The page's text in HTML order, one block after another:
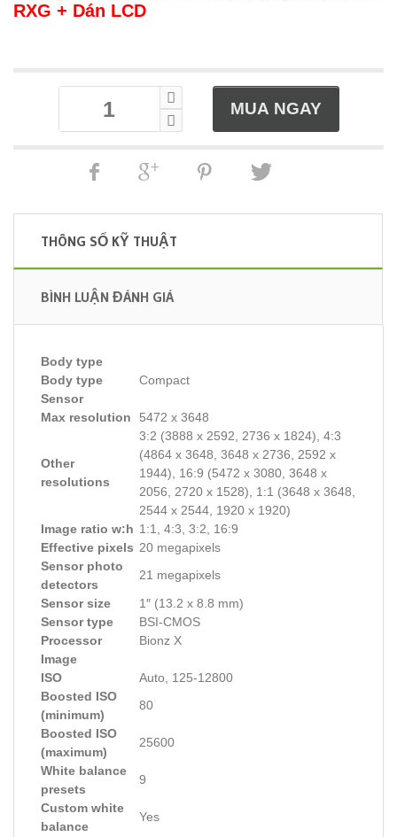
RXG + Dán LCD
THÔNG SỐ KỸ THUẬT
BÌNH LUẬN ĐÁNH GIÁ
Body type
Body type
Compact
Sensor
Max resolution
5472 x 3648
Other
resolutions
3:2 (3888 x 2592, 2736 x 1824), 4:3
(4864 x 3648, 3648 x 2736, 2592 x
1944), 16:9 (5472 x 3080, 3648 x
2056, 2720 x 1528), 1:1 (3648 x 3648,
2544 x 2544, 1920 x 1920)
Image ratio w:h 1:1, 4:3, 3:2, 16:9
Effective pixels 20 megapixels
Sensor photo
detectors
21 megapixels
Sensor size
1″ (13.2 x 8.8 mm)
Sensor type
BSI-CMOS
Processor
Bionz X
Image
ISO
Auto, 125-12800
Boosted ISO
(minimum)
80
Boosted ISO
(maximum)
25600
White balance
presets
9
Custom white
balance
Yes